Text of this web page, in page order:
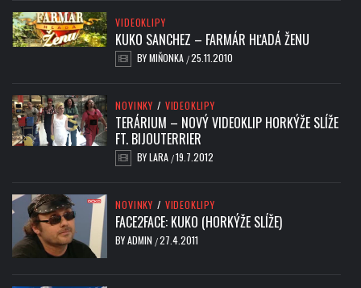
VIDEOKLIPY
KUKO SANCHEZ – FARMÁR HĽADÁ ŽENU
BYMIŇONKA /25.11.2010
NOVINKY / VIDEOKLIPY
TERÁRIUM – NOVÝ VIDEOKLIP HORKÝŽE SLÍŽE
FT. BIJOUTERRIER
BYLARA /19.7.2012
NOVINKY / VIDEOKLIPY
FACE2FACE: KUKO (HORKÝŽE SLÍŽE)
BYADMIN /27.4.2011